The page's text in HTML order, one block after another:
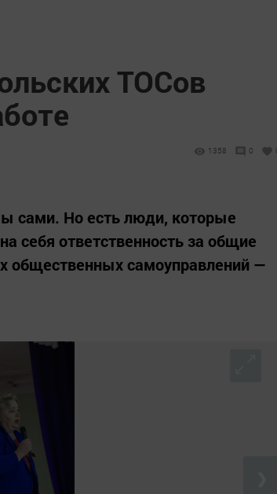
ТОСов
1358 0
сами. Но есть люди, которые
себя ответственность за общие
общественных самоуправлений —